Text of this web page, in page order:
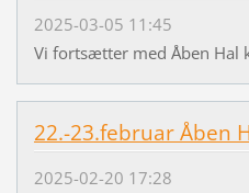
2025-03-05 11:45
Vi fortsætter med Åben Hal
22.-23.februar Åben
2025-02-20 17:28